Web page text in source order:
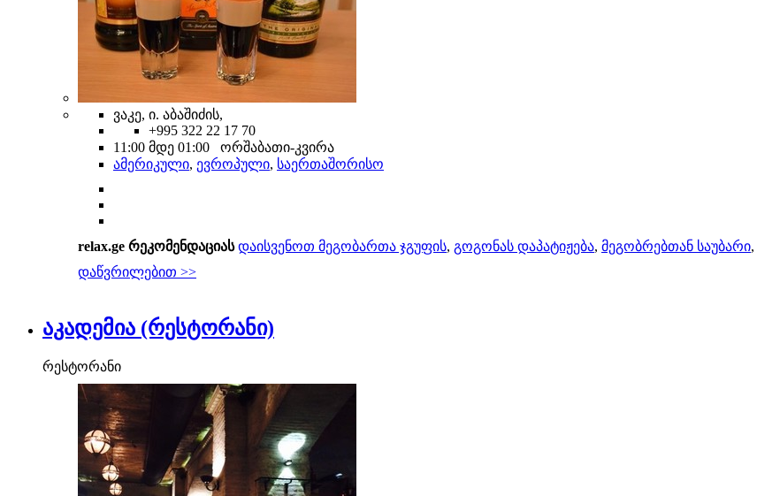
ვაკე, ი. აბაშიძის,
+995 322 22 17 70
11:00 მდე 01:00 ორშაბათი-კვირა
ამერიკული, ევროპული, საერთაშორისო
relax.ge რეკომენდაციას დაისვენოთ მეგობართა ჯგუფის, გოგონას დაპატიჟება, მეგობრებთან საუბარი,
დაწვრილებით >>
აკადემია (რესტორანი)
რესტორანი